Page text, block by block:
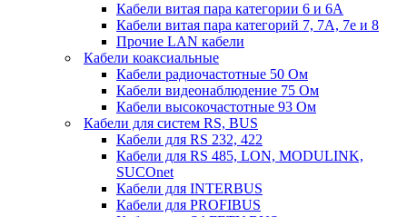
Кабели витая пара категории 6 и 6A
Кабели витая пара категорий 7, 7А, 7е и 8
Прочие LAN кабели
Кабели коаксиальные
Кабели радиочастотные 50 Ом
Кабели видеонаблюдение 75 Ом
Кабели высокочастотные 93 Ом
Кабели для систем RS, BUS
Кабели для RS 232, 422
Кабели для RS 485, LON, MODULINK,
SUCOnet
Кабели для INTERBUS
Кабели для PROFIBUS